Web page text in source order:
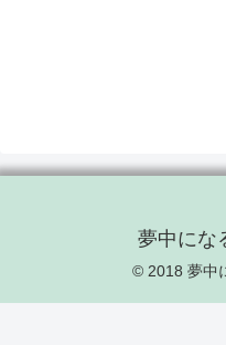
夢中にな
© 2018 夢中